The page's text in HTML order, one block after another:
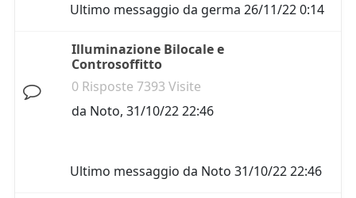
Ultimo messaggio da germa 26/11/22 0:14
Illuminazione Bilocale e
Controsoffitto
0 Risposte 7393 Visite
da Noto, 31/10/22 22:46
Ultimo messaggio da Noto 31/10/22 22:46